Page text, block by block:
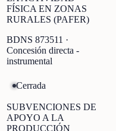
FÍSICA EN ZONAS
RURALES (PAFER)
BDNS 873511 ·
Concesión directa -
instrumental
Cerrada
SUBVENCIONES DE
APOYO A LA
PRODUCCIÓN